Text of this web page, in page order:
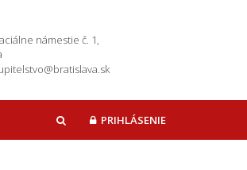
námestie č. 1,
HĽADAŤPRIHLÁSENIE